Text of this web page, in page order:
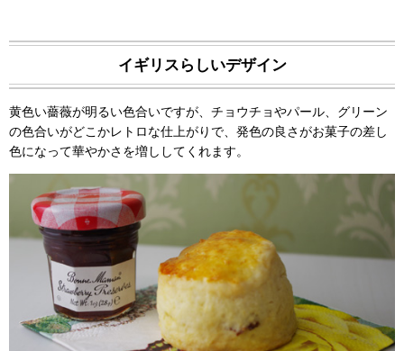
イギリスらしいデザイン
黄色い薔薇が明るい色合いですが、チョウチョやパール、グリーン
の色合いがどこかレトロな仕上がりで、発色の良さがお菓子の差し
色になって華やかさを増ししてくれます。